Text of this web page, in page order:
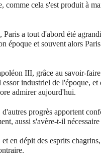
cela s'est produit à
a tout d'abord été
époque et souvent alors
III, grâce au savoir-
industriel de l'époque, et
admirer aujourd'hui.
progrès apportent
aussi s'avère-t-il
en dépit des esprits